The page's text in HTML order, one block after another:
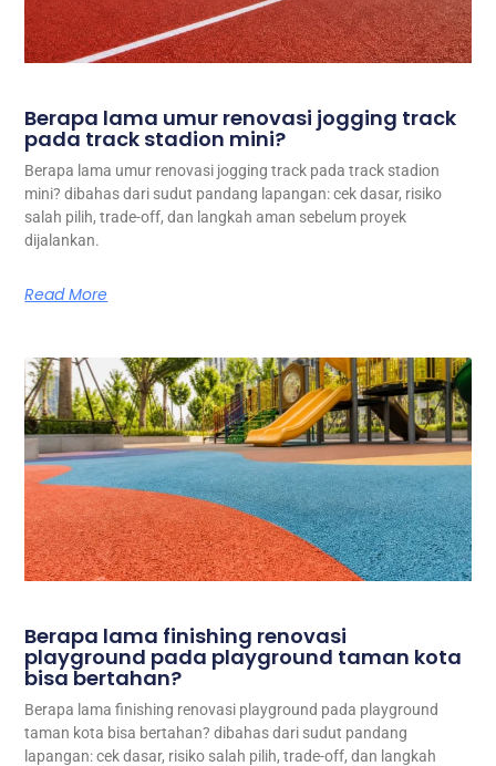
Berapa lama umur renovasi jogging track
pada track stadion mini?
Berapa lama umur renovasi jogging track pada track stadion
mini? dibahas dari sudut pandang lapangan: cek dasar, risiko
salah pilih, trade-off, dan langkah aman sebelum proyek
dijalankan.
Read More
Berapa lama finishing renovasi
playground pada playground taman kota
bisa bertahan?
Berapa lama finishing renovasi playground pada playground
taman kota bisa bertahan? dibahas dari sudut pandang
lapangan: cek dasar, risiko salah pilih, trade-off, dan langkah